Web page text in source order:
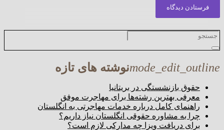
فرستادن دیدگاه
mode_edit_outlineنوشته های تازه
حقوق بازنشستگی در بریتانیا
معرفی بهترین رشته‌ها برای مهاجرت موفق
راهنمای کامل درباره خدمات مهاجرتی به انگلستان
چرا به مشاوره حقوقی انگلستان نیاز داریم؟
برای دریافت ویزا چه مدارکی لازم است؟